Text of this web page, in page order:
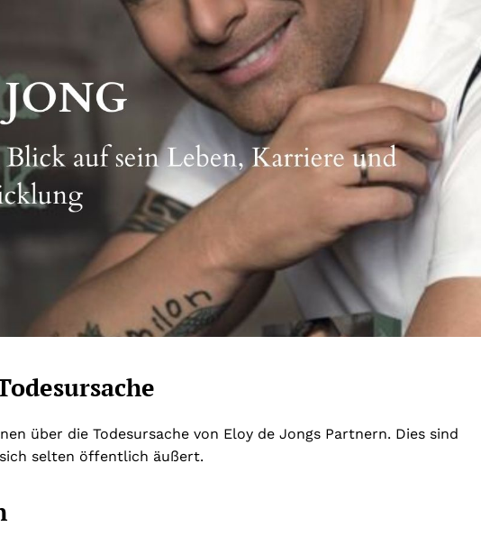
über die Todesursache von Eloy de Jongs Partnern. Dies sind
selten öffentlich äußert.